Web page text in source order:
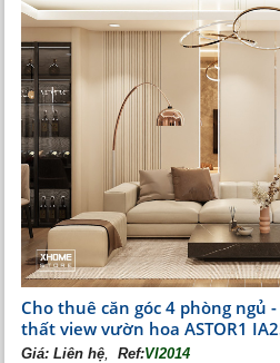
Rạp chiếu
Hệ thống các sông hồ cùng
600.000m2 tạo nên một quần
đến không gian sống trong
cho người dân
Cho thuê căn góc 4 phòng ngủ
thất view vườn hoa ASTOR1
Giá:Liên hệ Ref:VI2014